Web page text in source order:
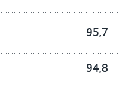
95,7
94,8